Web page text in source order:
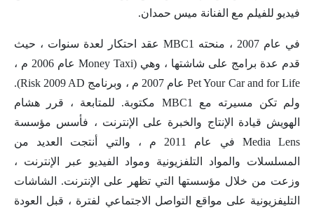
فيديو للفيلم مع الفنانة ميس حمدان.
في عام 2007 ، منحته MBC1 عقد احتكار لعدة سنوات ، حيث
قدم عدة برامج على شاشتها ، وهي (Money Taxi عام 2006 م ،
Pet Your Car and for Life عام 2007 م ، وبرنامج Risk 2009 AD).
ولم تكن مسيرته مع MBC1 مكتوبة. للمتابعة ، قرر هشام
الهويش قيادة الإنتاج والخبرة على الإنترنت ، فأسس مؤسسة
Media Lens في عام 2011 م ، والتي أنتجت العديد من
المسلسلات والمواد التلفزيونية ومواد الفيديو عبر الإنترنت ،
وزعت من خلال مؤسستها التي تظهر على الإنترنت. الشاشات
التليفزيونية على مواقع التواصل الاجتماعي لفترة ، قبل العودة